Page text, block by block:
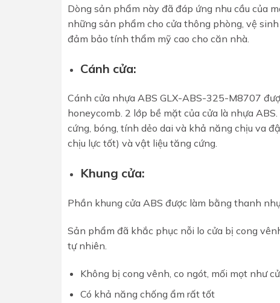
Dòng sản phẩm này đã đáp ứng nhu cầu của
những sản phẩm cho cửa thông phòng, vệ
đảm bảo tính thẩm mỹ cao cho căn nhà.
Cánh cửa:
Cánh cửa nhựa ABS GLX-ABS-325-M8707
honeycomb. 2 lớp bề mặt của cửa là nhựa
cứng, bóng, tính dẻo dai và khả năng chịu va
chịu lực tốt) và vật liệu tăng cứng.
Khung cửa:
Phần khung cửa ABS được làm bằng thanh
Sản phẩm đã khắc phục nỗi lo cửa bị cong
tự nhiên.
Không bị cong vênh, co ngót, mối mọt như
Có khả năng chống ẩm rất tốt